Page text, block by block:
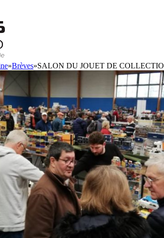
»Brèves»SALON DU JOUET DE